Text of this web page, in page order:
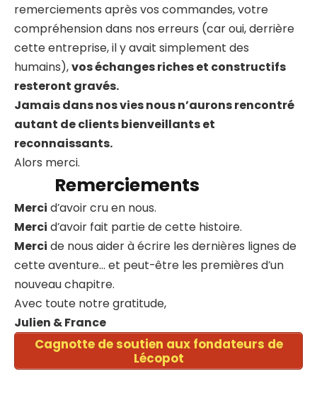
remerciements après vos commandes, votre
compréhension dans nos erreurs (car oui, derrière
cette entreprise, il y avait simplement des
humains),vos échanges riches et constructifs
resteront gravés.
Jamais dans nos vies nous n’aurons rencontré
autant de clients bienveillants et
reconnaissants.
Alors merci.
Remerciements
Merci d’avoir cru en nous.
Merci d’avoir fait partie de cette histoire.
Merci de nous aider à écrire les dernières lignes de
cette aventure… et peut-être les premières d’un
nouveau chapitre.
Avec toute notre gratitude,
Julien & France
Cagnotte de soutien aux fondateurs de
Lécopot